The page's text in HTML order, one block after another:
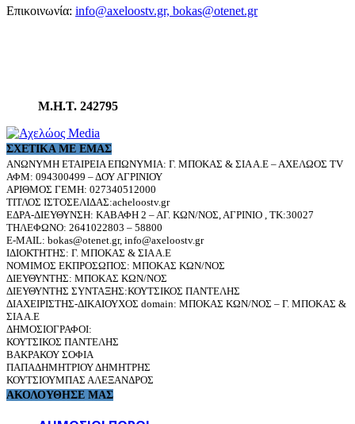
Επικοινωνία: info@axeloostv.gr, bokas@otenet.gr
Μ.Η.Τ. 242795
ΣΧΕΤΙΚΆ ΜΕ ΕΜΆΣ
ΑΝΩΝΥΜΗ ΕΤΑΙΡΕΙΑ ΕΠΩΝΥΜΙΑ: Γ. ΜΠΟΚΑΣ & ΣΙΑ Α.Ε – ΑΧΕΛΩΟΣ TV
ΑΦΜ: 094300499 – ΔΟΥ ΑΓΡΙΝΙΟΥ
ΑΡΙΘΜΟΣ ΓΕΜΗ: 027340512000
ΤΙΤΛΟΣ ΙΣΤΟΣΕΛΙΔΑΣ:acheloostv.gr
ΕΔΡΑ-ΔΙΕΥΘΥΝΣΗ: ΚΑΒΑΦΗ 2 – ΑΓ. ΚΩΝ/ΝΟΣ, ΑΓΡΙΝΙΟ , ΤΚ:30027
ΤΗΛΕΦΩΝΟ: 2641022803 – 58800
E-MAIL: bokas@otenet.gr, info@axeloostv.gr
ΙΔΙΟΚΤΗΤΗΣ: Γ. ΜΠΟΚΑΣ & ΣΙΑ Α.Ε
ΝΟΜΙΜΟΣ ΕΚΠΡΟΣΩΠΟΣ: ΜΠΟΚΑΣ ΚΩΝ/ΝΟΣ
ΔΙΕΥΘΥΝΤΗΣ: ΜΠΟΚΑΣ ΚΩΝ/ΝΟΣ
ΔΙΕΥΘΥΝΤΗΣ ΣΥΝΤΑΞΗΣ:ΚΟΥΤΣΙΚΟΣ ΠΑΝΤΕΛΗΣ
ΔΙΑΧΕΙΡΙΣΤΗΣ-ΔΙΚΑΙΟΥΧΟΣ domain: ΜΠΟΚΑΣ ΚΩΝ/ΝΟΣ – Γ. ΜΠΟΚΑΣ &
ΣΙΑ Α.Ε
ΔΗΜΟΣΙΟΓΡΑΦΟΙ:
ΚΟΥΤΣΙΚΟΣ ΠΑΝΤΕΛΗΣ
ΒΑΚΡΑΚΟΥ ΣΟΦΙΑ
ΠΑΠΑΔΗΜΗΤΡΙΟΥ ΔΗΜΗΤΡΗΣ
ΚΟΥΤΣΙΟΥΜΠΑΣ ΑΛΕΞΑΝΔΡΟΣ
ΑΚΟΛΟΥΘΗΣΕ ΜΑΣ